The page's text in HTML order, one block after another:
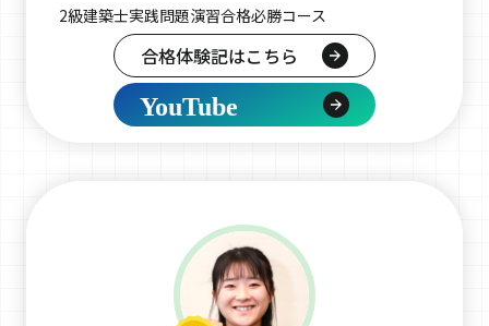
2級建築士実践問題演習合格必勝コース
合格体験記はこちら
YouTube